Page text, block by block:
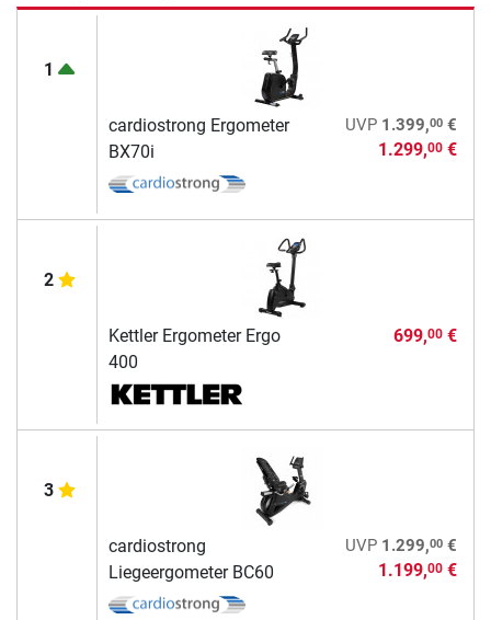
1
cardiostrong Ergometer
BX70i
UVP 1.399,00€
1.299,00€
2
Kettler Ergometer Ergo
400
699,00€
3
cardiostrong
Liegeergometer BC60
UVP 1.299,00€
1.199,00€